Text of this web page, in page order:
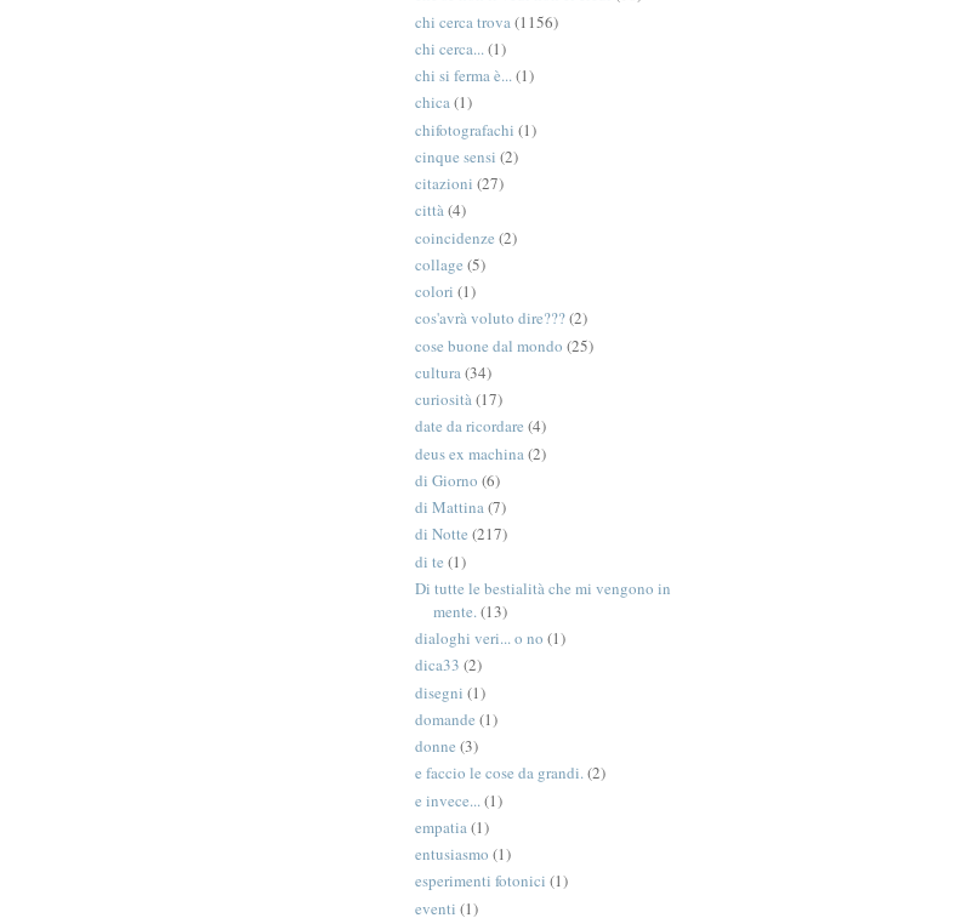
chi cerca trova(1156)
chi cerca...(1)
chi si ferma è...(1)
chica(1)
chifotografachi (1)
cinque sensi (2)
citazioni (27)
città(4)
coincidenze (2)
collage (5)
colori (1)
cos'avrà voluto dire???(2)
cose buone dal mondo (25)
cultura(34)
curiosità(17)
date da ricordare (4)
deus ex machina(2)
di Giorno (6)
di Mattina(7)
di Notte (217)
di te (1)
Di tutte le bestialità che mi vengono in
mente.(13)
dialoghi veri... o no (1)
dica33 (2)
disegni (1)
domande (1)
donne (3)
e faccio le cose da grandi.(2)
e invece...(1)
empatia(1)
entusiasmo (1)
esperimenti fotonici (1)
eventi (1)